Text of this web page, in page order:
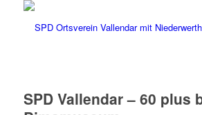
SPD Vallendar – 60 plus